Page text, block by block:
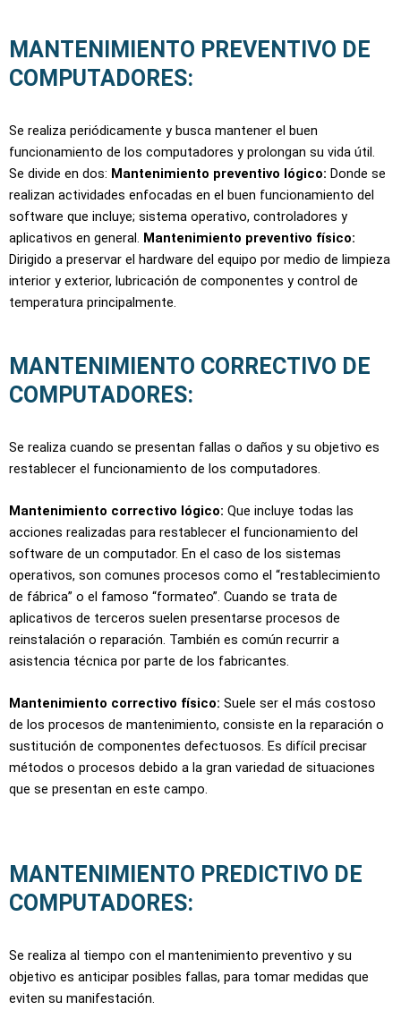
MANTENIMIENTO PREVENTIVO DE
COMPUTADORES:
Se realiza periódicamente y busca mantener el buen
funcionamiento de los computadores y prolongan su vida útil.
Se divide en dos: Mantenimiento preventivo lógico: Donde se
realizan actividades enfocadas en el buen funcionamiento del
software que incluye; sistema operativo, controladores y
aplicativos en general. Mantenimiento preventivo físico:
Dirigido a preservar el hardware del equipo por medio de limpieza
interior y exterior, lubricación de componentes y control de
temperatura principalmente.
MANTENIMIENTO CORRECTIVO DE
COMPUTADORES:
Se realiza cuando se presentan fallas o daños y su objetivo es
restablecer el funcionamiento de los computadores.
Mantenimiento correctivo lógico: Que incluye todas las
acciones realizadas para restablecer el funcionamiento del
software de un computador. En el caso de los sistemas
operativos, son comunes procesos como el “restablecimiento
de fábrica” o el famoso “formateo”. Cuando se trata de
aplicativos de terceros suelen presentarse procesos de
reinstalación o reparación. También es común recurrir a
asistencia técnica por parte de los fabricantes.
Mantenimiento correctivo físico: Suele ser el más costoso
de los procesos de mantenimiento, consiste en la reparación o
sustitución de componentes defectuosos. Es difícil precisar
métodos o procesos debido a la gran variedad de situaciones
que se presentan en este campo.
MANTENIMIENTO PREDICTIVO DE
COMPUTADORES:
Se realiza al tiempo con el mantenimiento preventivo y su
objetivo es anticipar posibles fallas, para tomar medidas que
eviten su manifestación.